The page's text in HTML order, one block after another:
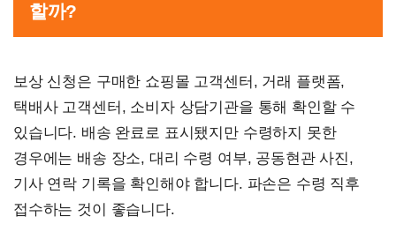
할까?
보상 신청은 구매한 쇼핑몰 고객센터, 거래 플랫폼,
택배사 고객센터, 소비자 상담기관을 통해 확인할 수
있습니다. 배송 완료로 표시됐지만 수령하지 못한
경우에는 배송 장소, 대리 수령 여부, 공동현관 사진,
기사 연락 기록을 확인해야 합니다. 파손은 수령 직후
접수하는 것이 좋습니다.